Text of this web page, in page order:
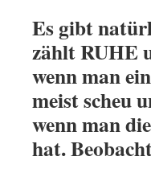
Es gibt
zählt RUHE
wenn man
meist scheu
wenn man
hat.